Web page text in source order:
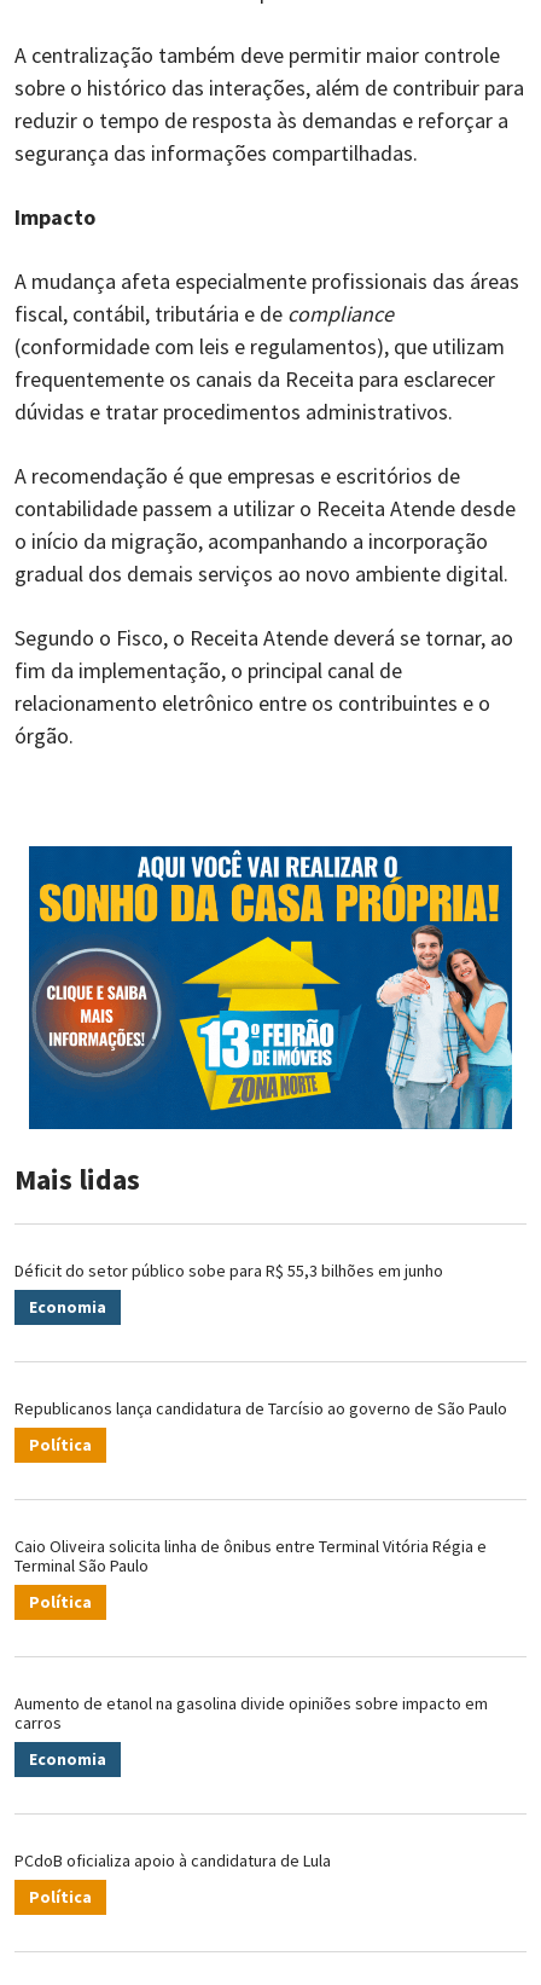
A centralização também deve permitir maior controle
sobre o histórico das interações, além de contribuir para
reduzir o tempo de resposta às demandas e reforçar a
segurança das informações compartilhadas.
Impacto
A mudança afeta especialmente profissionais das áreas
fiscal, contábil, tributária e de compliance
(conformidade com leis e regulamentos), que utilizam
frequentemente os canais da Receita para esclarecer
dúvidas e tratar procedimentos administrativos.
A recomendação é que empresas e escritórios de
contabilidade passem a utilizar o Receita Atende desde
o início da migração, acompanhando a incorporação
gradual dos demais serviços ao novo ambiente digital.
Segundo o Fisco, o Receita Atende deverá se tornar, ao
fim da implementação, o principal canal de
relacionamento eletrônico entre os contribuintes e o
órgão.
Mais lidas
Déficit do setor público sobe para R$ 55,3 bilhões em junho
Economia
Republicanos lança candidatura de Tarcísio ao governo de São Paulo
Política
Caio Oliveira solicita linha de ônibus entre Terminal Vitória Régia e
Terminal São Paulo
Política
Aumento de etanol na gasolina divide opiniões sobre impacto em
carros
Economia
PCdoB oficializa apoio à candidatura de Lula
Política